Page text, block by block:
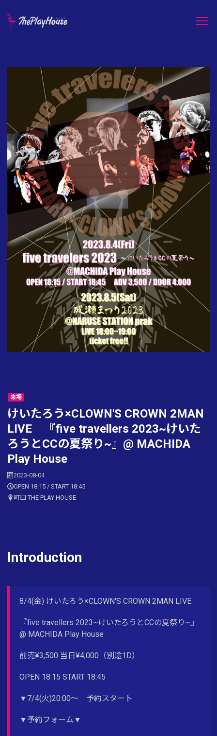
来場
けいたろう×CLOWN'S CROWN 2MAN
LIVE 『five travellers 2023~けいた
ろうとCCの夏祭り~』@ MACHIDA
Play House
2023-08-04
OPEN 18:15 / START 18:45
町田 THE PLAY HOUSE
Introduction
8/4(金) けいたろう×CLOWN'S CROWN 2MAN LIVE
『five travellers 2023~けいたろうとCCの夏祭り~』
@ MACHIDA Play House
前売¥3,500 当日¥4,000（別途1D）
OPEN 18:15 START 18:45
▼7/4(火)20:00〜 予約スタート
▼予約フォーム▼